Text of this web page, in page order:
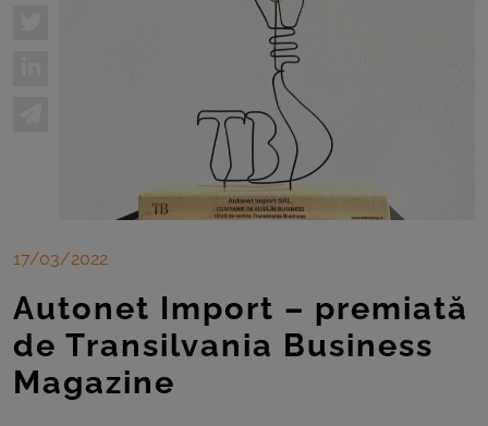
17/03/2022
Autonet Import – premiată
de Transilvania Business
Magazine